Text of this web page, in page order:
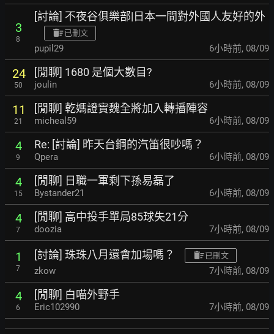
3
8
[討論] 不夜谷俱樂部|日本一間對外國人友好的外
已刪文
pupil29 6小時前, 08/09
24
50
[閒聊] 1680 是個大數目?
joulin 6小時前, 08/09
11
21
[閒聊] 乾媽證實魏全將加入轉播陣容
micheal59 6小時前, 08/09
4
9
Re: [討論] 昨天台鋼的汽笛很吵嗎？
Qpera 6小時前, 08/09
4
15
[閒聊] 日職一軍剩下孫易磊了
Bystander21 6小時前, 08/09
4
7
[閒聊] 高中投手單局85球失21分
doozia 7小時前, 08/09
1
7
[討論] 珠珠八月還會加場嗎？ 已刪文
zkow 7小時前, 08/09
4
6
[閒聊] 白喵外野手
Eric102990 7小時前, 08/09